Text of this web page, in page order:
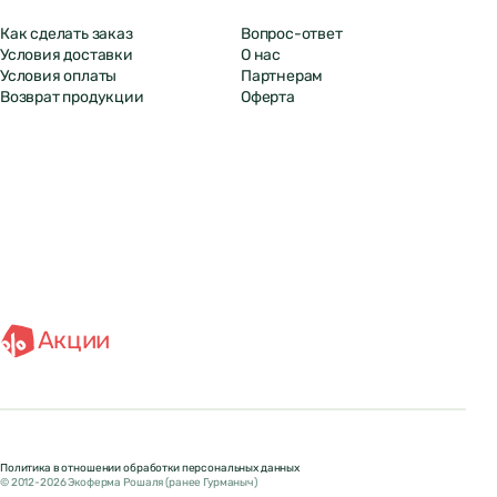
Как сделать заказ
Условия доставки
Условия оплаты
Возврат продукции
Акции
Вопрос-ответ
О нас
Партнерам
Оферта
Политика в отношении обработки персональных данных
© 2012-2026 Экоферма Рошаля (ранее Гурманыч)